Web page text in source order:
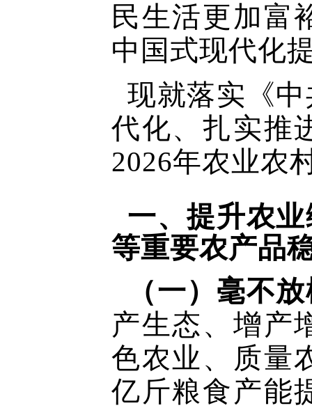
民生活更加富
中国式现代化
现就落实《
代化、扎实推
2026年农业农
一、提升农
等重要农产品
（一）毫不
产生态、增产
色农业、质量
亿斤粮食产能